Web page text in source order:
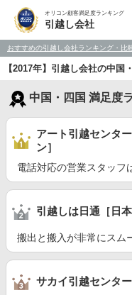
オリコン顧客満足度ランキング
引越し会社
おすすめの引越し会社ランキング・比
【2017年】引越し会社の中国
中国・四国 満足度
アート引越センタ
ン］
電話対応の営業スタッフ
引越しは日通［日本
搬出と搬入が非常にスム
サカイ引越センタ